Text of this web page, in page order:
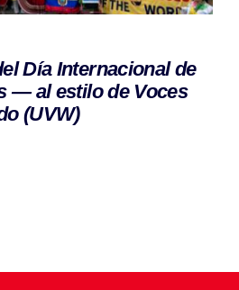
Día Internacional de
— al estilo de Voces
(UVW)